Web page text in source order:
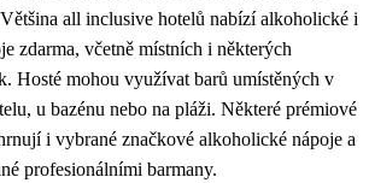
all inclusive hotelů nabízí alkoholické i
zdarma, včetně místních i některých
Hosté mohou využívat barů umístěných v
u bazénu nebo na pláži. Některé prémiové
i vybrané značkové alkoholické nápoje a
profesionálními barmany.